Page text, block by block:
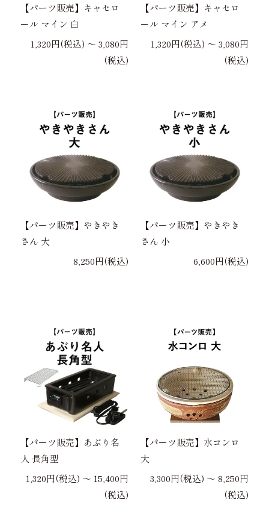
【パーツ販売】キャセロ
ール マイン 白
1,320円(税込) 〜 3,080円
(税込)
【パーツ販売】キャセロ
ール マイン アメ
1,320円(税込) 〜 3,080円
(税込)
【パーツ販売】やきやき
さん 大
8,250円(税込)
【パーツ販売】やきやき
さん 小
6,600円(税込)
【パーツ販売】あぶり名
人 長角型
1,320円(税込) 〜 15,400円
(税込)
【パーツ販売】水コンロ
大
3,300円(税込) 〜 8,250円
(税込)